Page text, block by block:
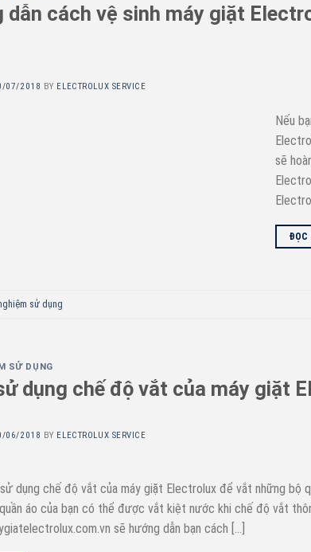
dẫn cách vệ sinh máy giặt
07/2018 BY ELECTROLUX SERVICE
Nếu
sẽ
ĐỌC
sử dụng
SỬ DỤNG
dụng chế độ vắt của máy giặt
06/2018 BY ELECTROLUX SERVICE
dụng chế độ vắt của máy giặt Electrolux để vắt những bộ
áo của bạn có thể được vắt kiệt nước khi chế độ vắt
sẽ hướng dẫn bạn cách […]